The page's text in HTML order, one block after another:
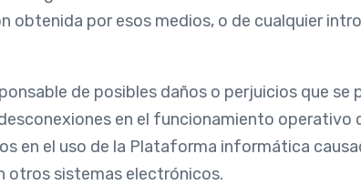
obtenida por esos medios, o de cualquier
de posibles daños o perjuicios que
en el funcionamiento operativo
en el uso de la Plataforma informática
otros sistemas electrónicos.